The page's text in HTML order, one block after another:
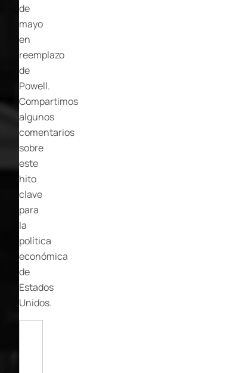
de
mayo
en
reemplazo
de
Powell.
Compartimos
algunos
comentarios
sobre
este
hito
clave
para
la
política
económica
de
Estados
Unidos.